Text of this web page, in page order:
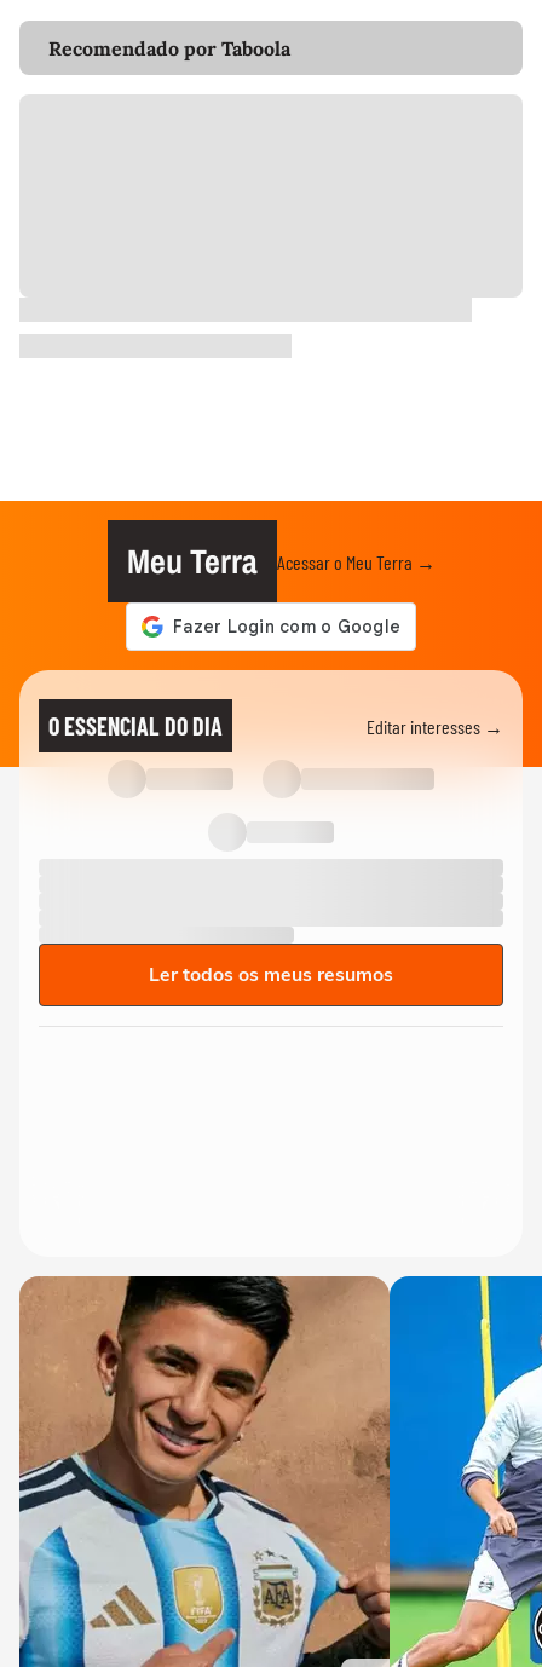
Recomendado por Taboola
Meu Terra Acessar o Meu Terra →
O ESSENCIAL DO DIA Editar interesses →
Ler todos os meus resumos